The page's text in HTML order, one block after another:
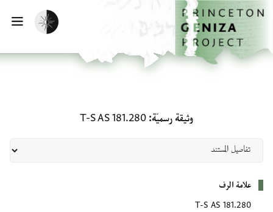
إلى المحتوى الرئيسي
الرئيسية
تفعيل الوضع المظلم
وثيقة رسميّة T-S AS 181.280
علامة الرف
T-S AS 181.280